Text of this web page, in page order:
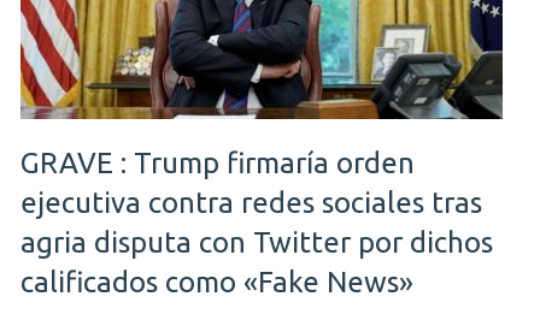
GRAVE : Trump firmaría orden
ejecutiva contra redes sociales tras
agria disputa con Twitter por dichos
calificados como «Fake News»